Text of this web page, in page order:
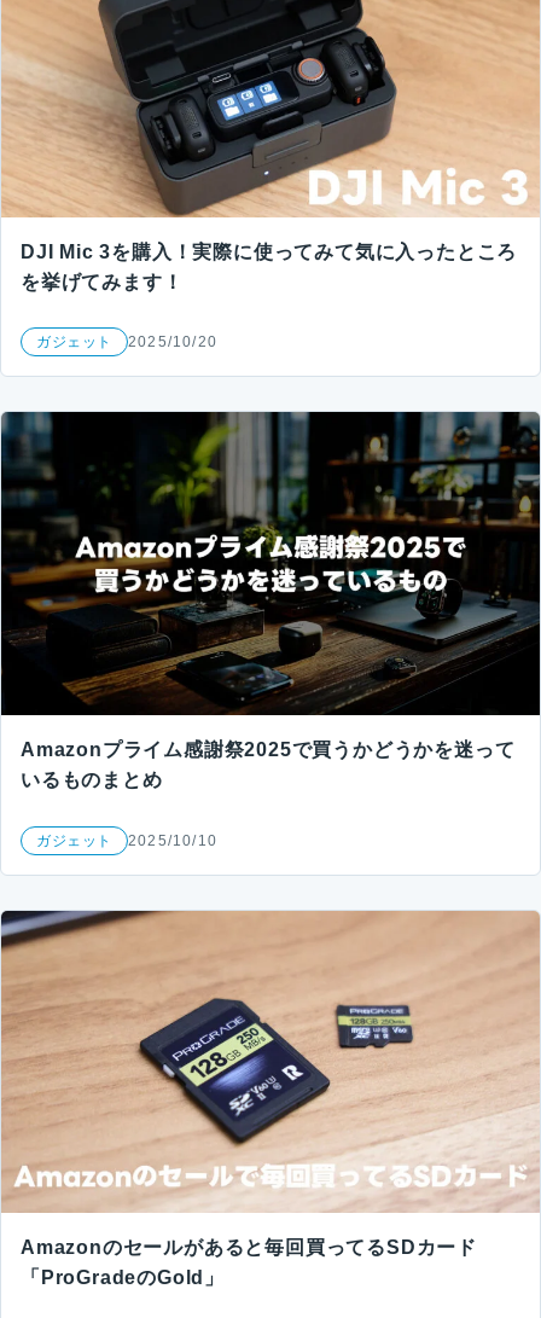
DJI Mic 3を購入！実際に使ってみて気に入ったところ
を挙げてみます！
ガジェット 2025/10/20
Amazonプライム感謝祭2025で買うかどうかを迷って
いるものまとめ
ガジェット 2025/10/10
Amazonのセールがあると毎回買ってるSDカード
「ProGradeのGold」